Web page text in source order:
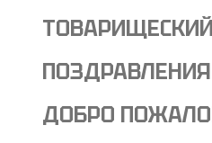
ПОЗДРАВЛЕНИЯ
ДОБРО